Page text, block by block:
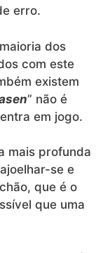
erro.
dos
com este
existem
” não é
em jogo.
mais profunda
se e
que é o
que uma